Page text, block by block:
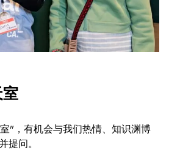
室
"，有机会与我们热情、知识渊博
提问。